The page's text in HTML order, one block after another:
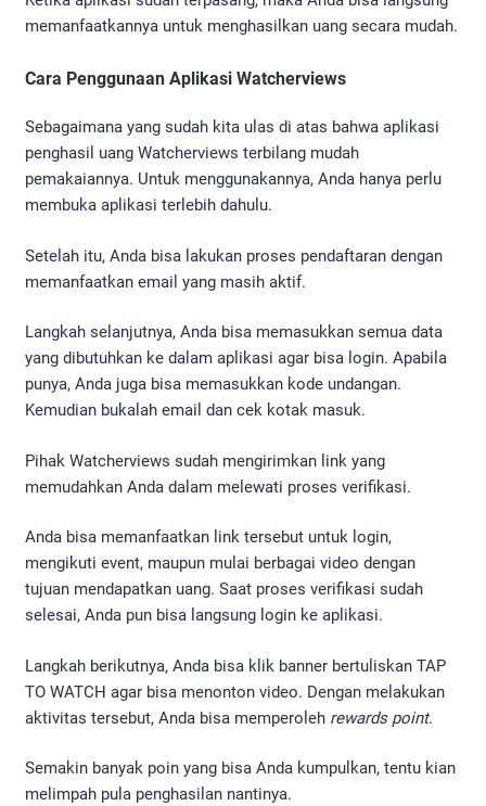
memanfaatkannya untuk menghasilkan uang secara mudah.
Cara Penggunaan Aplikasi Watcherviews
Sebagaimana yang sudah kita ulas di atas bahwa aplikasi
penghasil uang Watcherviews terbilang mudah
pemakaiannya. Untuk menggunakannya, Anda hanya perlu
membuka aplikasi terlebih dahulu.
Setelah itu, Anda bisa lakukan proses pendaftaran dengan
memanfaatkan email yang masih aktif.
Langkah selanjutnya, Anda bisa memasukkan semua data
yang dibutuhkan ke dalam aplikasi agar bisa login. Apabila
punya, Anda juga bisa memasukkan kode undangan.
Kemudian bukalah email dan cek kotak masuk.
Pihak Watcherviews sudah mengirimkan link yang
memudahkan Anda dalam melewati proses verifikasi.
Anda bisa memanfaatkan link tersebut untuk login,
mengikuti event, maupun mulai berbagai video dengan
tujuan mendapatkan uang. Saat proses verifikasi sudah
selesai, Anda pun bisa langsung login ke aplikasi.
Langkah berikutnya, Anda bisa klik banner bertuliskan TAP
TO WATCH agar bisa menonton video. Dengan melakukan
aktivitas tersebut, Anda bisa memperoleh rewards point.
Semakin banyak poin yang bisa Anda kumpulkan, tentu kian
melimpah pula penghasilan nantinya.